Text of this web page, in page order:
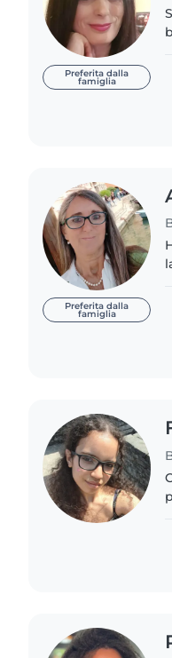
Preferita dalla
famiglia
Preferita dalla
famiglia